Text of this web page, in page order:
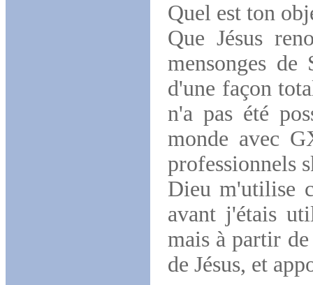
Quel est ton
Que Jésus
mensonges
d'une façon
n'a pas été
monde avec
professionnels
Dieu m'utilise
avant j'étais
mais à partir
de Jésus, et